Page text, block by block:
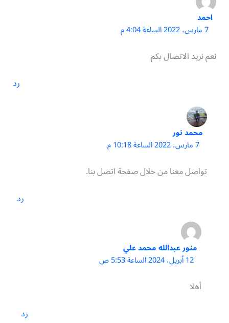
احمد
7 مارس، 2022 الساعة 4:04 م
نعم نريد الاتصال بكم
رد
محمد نور
7 مارس، 2022 الساعة 10:18 م
تواصل معنا من خلال صفحة اتصل بنا.
رد
منور عبدالله محمد علي
12 أبريل، 2024 الساعة 5:53 ص
أهلا
رد